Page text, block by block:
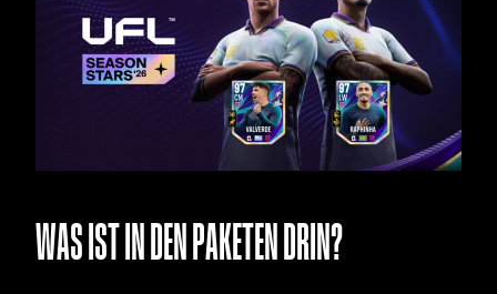
WAS IST IN DEN PAKETEN DRIN?